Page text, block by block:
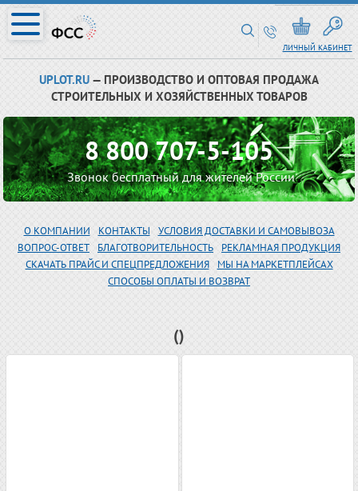
ЛИЧНЫЙ КАБИНЕТ
UPLOT.RU — ПРОИЗВОДСТВО И ОПТОВАЯ ПРОДАЖА
СТРОИТЕЛЬНЫХ И ХОЗЯЙСТВЕННЫХ ТОВАРОВ
8 800 707-5-105
Звонок бесплатный для жителей России
О КОМПАНИИ КОНТАКТЫ
УСЛОВИЯ ДОСТАВКИ И САМОВЫВОЗА
ВОПРОС-ОТВЕТ
БЛАГОТВОРИТЕЛЬНОСТЬ
РЕКЛАМНАЯ ПРОДУКЦИЯ
СКАЧАТЬ ПРАЙС И СПЕЦПРЕДЛОЖЕНИЯ
МЫ НА МАРКЕТПЛЕЙСАХ
СПОСОБЫ ОПЛАТЫ И ВОЗВРАТ
()